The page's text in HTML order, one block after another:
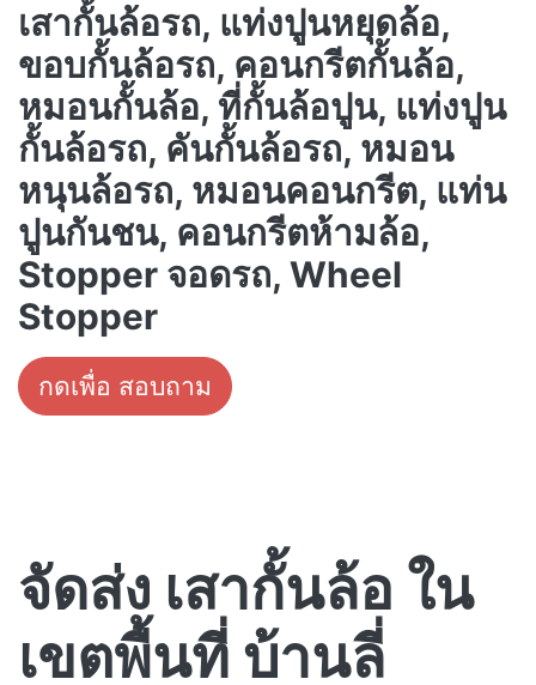
เสากั้นล้อรถ, แท่งปูนหยุดล้อ,
ขอบกั้นล้อรถ, คอนกรีตกั้นล้อ,
หมอนกั้นล้อ, ที่กั้นล้อปูน, แท่งปูน
กั้นล้อรถ, คันกั้นล้อรถ, หมอน
หนุนล้อรถ, หมอนคอนกรีต, แท่น
ปูนกันชน, คอนกรีตห้ามล้อ,
Stopper จอดรถ, Wheel
Stopper
กดเพื่อ สอบถาม
จัดส่ง เสากั้นล้อ ใน
เขตพื้นที่ บ้านลี่